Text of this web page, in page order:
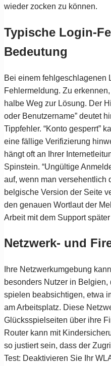
wieder zocken zu können.
Typische Login-
Bedeutung
Bei einem fehlgeschlagenen
Fehlermeldung. Zu
halbe Weg zur Lösung. Der
oder Benutzername” deutet
Tippfehler. “Konto gesperrt”
eine fällige Verifizierung
hängt oft an Ihrer
Spinstein. “Ungültige
auf, wenn man versehentlich
belgische Version der Seite
den genauen Wortlaut der
Arbeit mit dem Support
Netzwerk- und
Ihre Netzwerkumgebung
besonders Nutzer in
spielen beabsichtigen, etwa
am Arbeitsplatz. Diese
Glücksspielseiten über ihre
Router kann mit
so justiert sein, dass der
Test: Deaktivieren Sie Ihr